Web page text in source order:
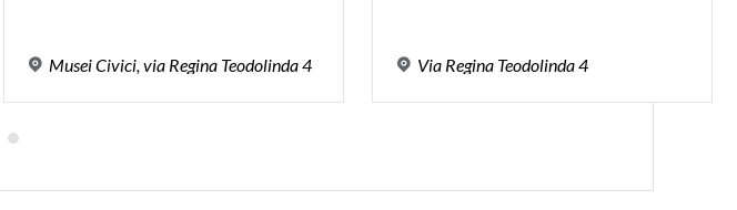
MuseiCivici,via Regina Teodolinda4 Via Regina Teodolinda4